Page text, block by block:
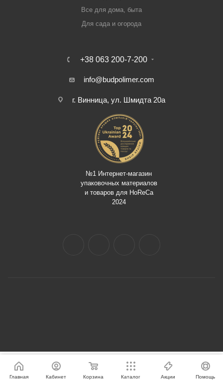
Все для дома, быта
Для сада и огорода
+38 063 200-7-200
info@budpolimer.com
г. Винница, ул. Шмидта 20а
№1 Интернет-магазин
упаковочных материалов
и товаров для HoReCa
2024
Главная Кабинет Корзина Каталог Акции Помощь